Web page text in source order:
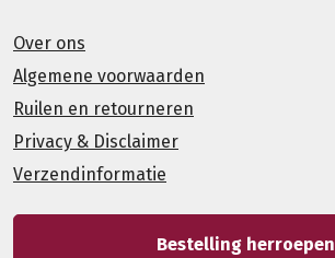
Over ons
Algemene voorwaarden
Ruilen en retourneren
Privacy & Disclaimer
Verzendinformatie
Bestelling herroepen